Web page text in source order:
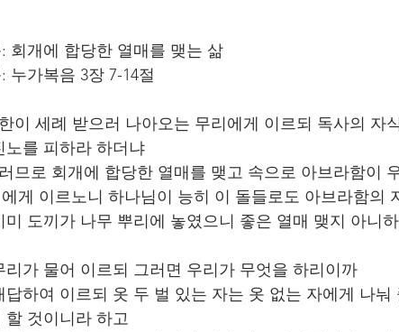
회개에 합당한 열매를 맺는 삶
누가복음 3장 7-14절
이 세례 받으러 나아오는 무리에게 이르되 독사의 자
노를 피하라 하더냐
므로 회개에 합당한 열매를 맺고 속으로 아브라함이
게 이르노니 하나님이 능히 이 돌들로도 아브라함의
미 도끼가 나무 뿌리에 놓였으니 좋은 열매 맺지 아니
리가 물어 이르되 그러면 우리가 무엇을 하리이까
답하여 이르되 옷 두 벌 있는 자는 옷 없는 자에게 나
할 것이니라 하고